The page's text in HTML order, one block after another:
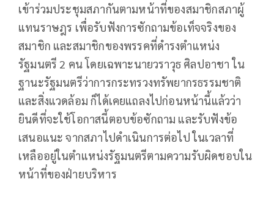
เข้าร่วมประชุมสภากันตามหน้าที่ของสมาชิกสภาผู้
แทนราษฎร เพื่อรับฟังการซักถามข้อเท็จจริงของ
สมาชิก และสมาชิกของพรรคที่ดำรงตำแหน่ง
รัฐมนตรี 2 คน โดยเฉพาะนายวราวุธ ศิลปอาชา ใน
ฐานะรัฐมนตรีว่าการกระทรวงทรัพยากรธรรมชาติ
และสิ่งแวดล้อม ก็ได้เคยแถลงไปก่อนหน้านี้แล้วว่า
ยินดีที่จะใช้โอกาสนี้ตอบข้อซักถาม และรับฟังข้อ
เสนอแนะ จากสภาไปดำเนินการต่อไป ในเวลาที่
เหลืออยู่ในตำแหน่งรัฐมนตรีตามความรับผิดชอบใน
หน้าที่ของฝ่ายบริหาร